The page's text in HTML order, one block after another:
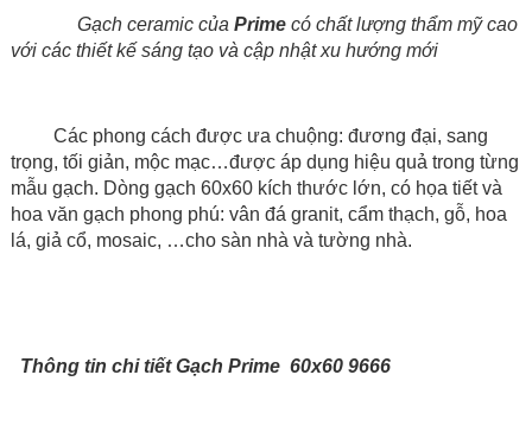
Gạch ceramic của Primecó chất lượng thẩm mỹ cao
với các thiết kế sáng tạo và cập nhật xu hướng mới
Các phong cách được ưa chuộng: đương đại, sang
trọng, tối giản, mộc mạc…được áp dụng hiệu quả trong từng
mẫu gạch. Dòng gạch 60x60kích thước lớn, có họa tiết và
hoa văn gạch phong phú: vân đá granit, cẩm thạch, gỗ, hoa
lá, giả cổ, mosaic, …cho sàn nhà và tường nhà.
Thông tin chi tiết Gạch Prime 60x60 9666